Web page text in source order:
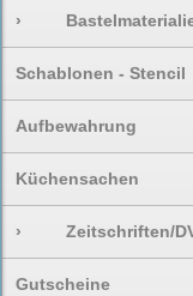
›
Schablonen - Stencil
Aufbewahrung
Küchensachen
› Zeitschriften/
Gutscheine